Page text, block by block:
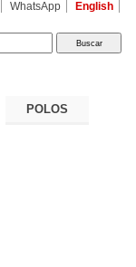
WhatsApp English
POLOS